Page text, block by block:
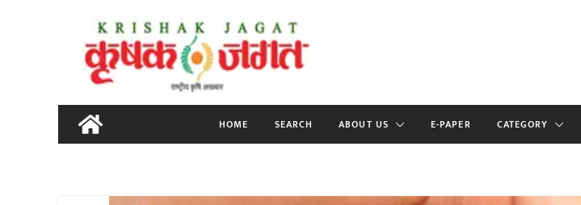
content
HOME SEARCH ABOUT US E-PAPER CATEGORY